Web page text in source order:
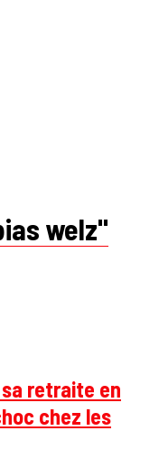
welz"
retraite en
chez les